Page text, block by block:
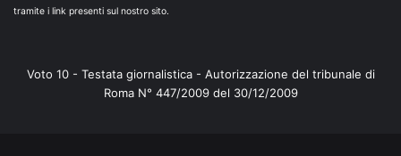
tramite i link presenti sul nostro sito.
Voto 10 - Testata giornalistica - Autorizzazione del tribunale di
Roma N° 447/2009 del 30/12/2009